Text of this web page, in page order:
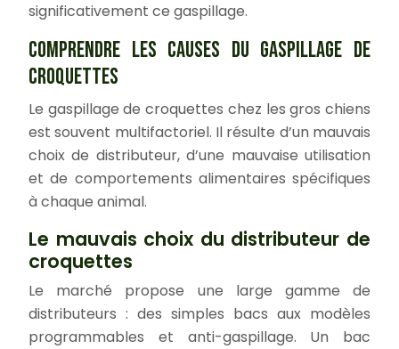
significativement ce gaspillage.
COMPRENDRE LES CAUSES DU GASPILLAGE DE
CROQUETTES
Le gaspillage de croquettes chez les gros chiens
est souvent multifactoriel. Il résulte d’un mauvais
choix de distributeur, d’une mauvaise utilisation
et de comportements alimentaires spécifiques
à chaque animal.
Le mauvais choix du distributeur de
croquettes
Le marché propose une large gamme de
distributeurs : des simples bacs aux modèles
programmables et anti-gaspillage. Un bac